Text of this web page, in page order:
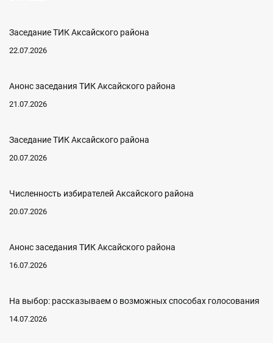
Заседание ТИК Аксайского района
22.07.2026
Анонс заседания ТИК Аксайского района
21.07.2026
Заседание ТИК Аксайского района
20.07.2026
Численность избирателей Аксайского района
20.07.2026
Анонс заседания ТИК Аксайского района
16.07.2026
На выбор: рассказываем о возможных способах голосования
14.07.2026